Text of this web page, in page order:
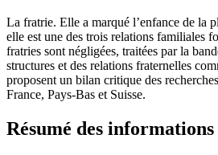
La fratrie. Elle a marqué l’enfance de la
elle est une des trois relations familiales
fratries sont négligées, traitées par la
structures et des relations fraternelles
proposent un bilan critique des
France, Pays-Bas et Suisse.
Résumé des informations